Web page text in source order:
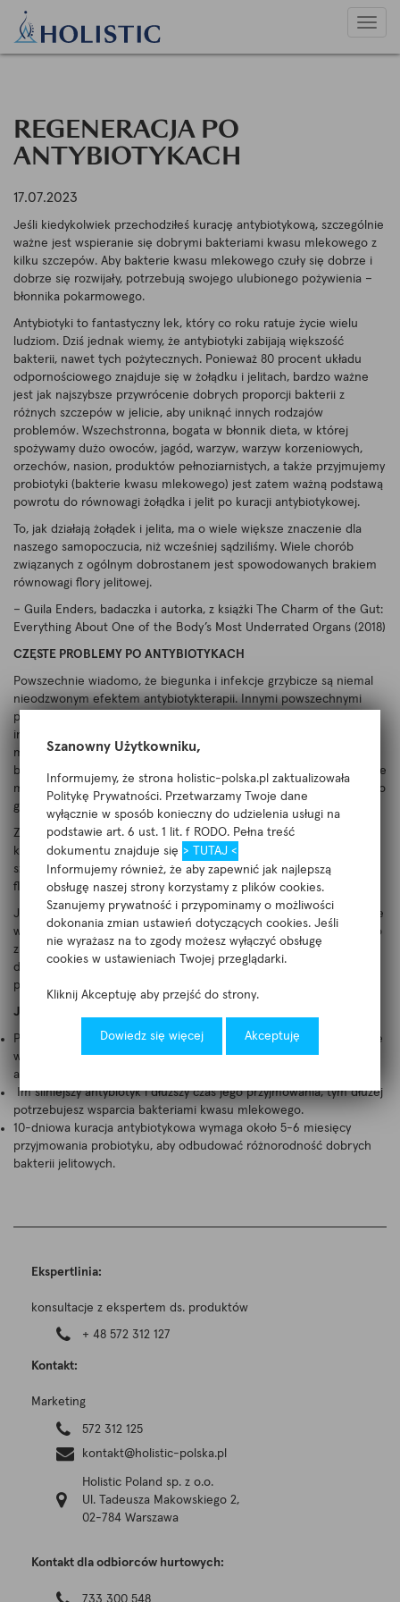
Szanowny Użytkowniku,
Informujemy, że strona holistic-polska.pl zaktualizowała
Politykę Prywatności. Przetwarzamy Twoje dane
wyłącznie w sposób konieczny do udzielenia usługi na
podstawie art. 6 ust. 1 lit. f RODO. Pełna treść
dokumentu znajduje się > TUTAJ <
Informujemy również, że aby zapewnić jak najlepszą
obsługę naszej strony korzystamy z plików cookies.
Szanujemy prywatność i przypominamy o możliwości
dokonania zmian ustawień dotyczących cookies. Jeśli
nie wyrażasz na to zgody możesz wyłączyć obsługę
cookies w ustawieniach Twojej przeglądarki.
Kliknij Akceptuję aby przejść do strony.
Dowiedz się więcej Akceptuję
REGENERACJA PO
ANTYBIOTYKACH
17.07.2023
Jeśli kiedykolwiek przechodziłeś kurację antybiotykową, szczególnie
ważne jest wspieranie się dobrymi bakteriami kwasu mlekowego z
kilku szczepów. Aby bakterie kwasu mlekowego czuły się dobrze i
dobrze się rozwijały, potrzebują swojego ulubionego pożywienia –
błonnika pokarmowego.
Antybiotyki to fantastyczny lek, który co roku ratuje życie wielu
ludziom. Dziś jednak wiemy, że antybiotyki zabijają większość
bakterii, nawet tych pożytecznych. Ponieważ 80 procent układu
odpornościowego znajduje się w żołądku i jelitach, bardzo ważne
jest jak najszybsze przywrócenie dobrych proporcji bakterii z
różnych szczepów w jelicie, aby uniknąć innych rodzajów
problemów. Wszechstronna, bogata w błonnik dieta, w której
spożywamy dużo owoców, jagód, warzyw, warzyw korzeniowych,
orzechów, nasion, produktów pełnoziarnistych, a także przyjmujemy
probiotyki (bakterie kwasu mlekowego) jest zatem ważną podstawą
powrotu do równowagi żołądka i jelit po kuracji antybiotykowej.
To, jak działają żołądek i jelita, ma o wiele większe znaczenie dla
naszego samopoczucia, niż wcześniej sądziliśmy. Wiele chorób
związanych z ogólnym dobrostanem jest spowodowanych brakiem
równowagi flory jelitowej.
– Guila Enders, badaczka i autorka, z książki The Charm of the Gut:
Everything About One of the Body’s Most Underrated Organs (2018)
CZĘSTE PROBLEMY PO ANTYBIOTYKACH
Powszechnie wiadomo, że biegunka i infekcje grzybicze są niemal
nieodzwonym efektem antybiotykterapii. Innymi powszechnymi
problemami, które mogą wystąpić, są infekcje dróg moczowych,
inne infekcje i różnego rodzaju nietolerancje pokarmowe. Często
mogą pojawić się nowych problemy zdrowotne, które nie są
bezpośrednio związane z żołądkiem i jelitami. Ponieważ problemy te
mogą często pojawiać się tam, gdzie mamy nasze najsłabsze ogniwo
genetyczne, i nie zawsze jest to związane z kuracją antybiotykową.
Zaburzenia flory jelitowej po przyjęciu antybiotyków mogą trwać
kilka miesięcy, nawet rok po zakończeniu kuracji. Antybiotyki o
szerokim spektrum działania mają największy negatywny wpływ na
florę jelitową.
Jeśli kiedykolwiek przechodziłeś kurację antybiotykową, szczególnie
ważne jest, aby wspierać się dobrymi bakteriami kwasu mlekowego
z różnych szczepów. Aby bakterie kwasu mlekowego czuły się
dobrze i dobrze się rozwijały, potrzebują swojego ulubionego
pożywienia – błonnika pokarmowego.
JEŚLI PRZYJMUJESZ LUB STOSOWAŁEŚ ANTYBIOTYKI
Probiotyki można przyjmować w połączeniu z antybiotykiem, ale nie
w tym samym czasie. Między przyjęciem probiotyków a
antybiotykami powinno upłynąć kilka godzin.
Im silniejszy antybiotyk i dłuższy czas jego przyjmowania, tym dłużej
potrzebujesz wsparcia bakteriami kwasu mlekowego.
10-dniowa kuracja antybiotykowa wymaga około 5-6 miesięcy
przyjmowania probiotyku, aby odbudować różnorodność dobrych
bakterii jelitowych.
Ekspertlinia:
konsultacje z ekspertem ds. produktów
+ 48 572 312 127
Kontakt:
Marketing
572 312 125
kontakt@holistic-polska.pl
Holistic Poland sp. z o.o.
Ul. Tadeusza Makowskiego 2,
02-784 Warszawa
Kontakt dla odbiorców hurtowych:
733 300 548